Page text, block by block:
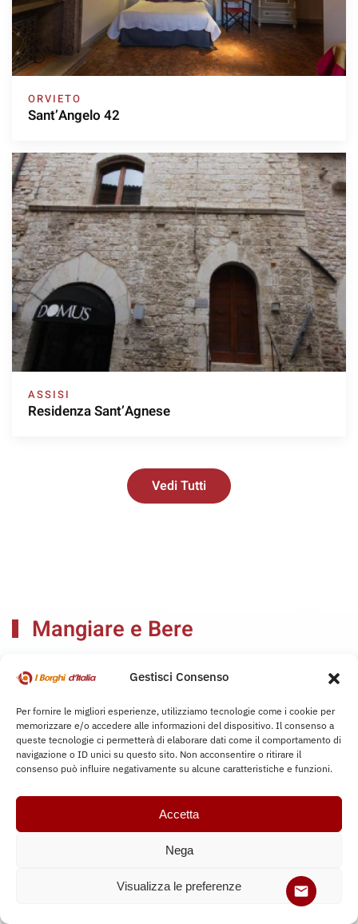
Gestisci Consenso
Per fornire le migliori esperienze, utilizziamo tecnologie come i cookie per
memorizzare e/o accedere alle informazioni del dispositivo. Il consenso a
queste tecnologie ci permetterà di elaborare dati come il comportamento di
navigazione o ID unici su questo sito. Non acconsentire o ritirare il
consenso può influire negativamente su alcune caratteristiche e funzioni.
Accetta
Nega
Visualizza le preferenze
ORVIETO
Sant’Angelo 42
ASSISI
Residenza Sant’Agnese
Vedi Tutti
Mangiare e Bere
Assapora i sapori autentici dei borghi, tra ristoranti tipici